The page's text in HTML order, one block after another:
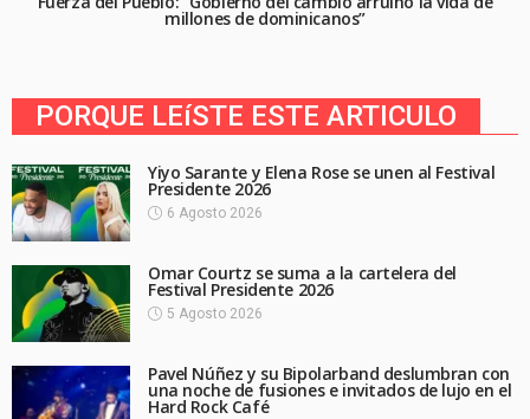
millones de dominicanos”
PORQUE LEíSTE ESTE ARTICULO
Yiyo Sarante y Elena Rose se unen al Festival
Presidente 2026
6 Agosto 2026
Omar Courtz se suma a la cartelera del
Festival Presidente 2026
5 Agosto 2026
Pavel Núñez y su Bipolarband deslumbran con
una noche de fusiones e invitados de lujo en el
Hard Rock Café